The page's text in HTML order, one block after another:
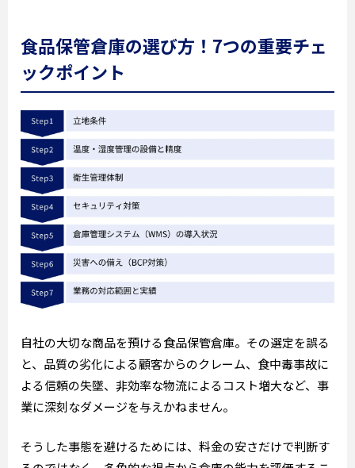
食品保管倉庫の選び方！7つの重要チェ
ックポイント
自社の大切な商品を預ける食品保管倉庫。その選定を誤る
と、品質の劣化による顧客からのクレーム、食中毒事故に
よる信頼の失墜、非効率な物流によるコスト増大など、事
業に深刻なダメージを与えかねません。
そうした事態を避けるためには、料金の安さだけで判断す